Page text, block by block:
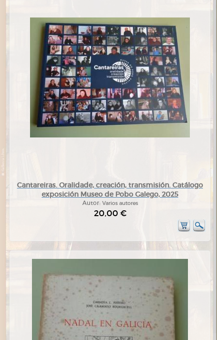
Cantareiras. Oralidade, creación, transmisión. Catálogo
exposición Museo de Pobo Galego, 2025
Autor: Varios autores
20,00 €